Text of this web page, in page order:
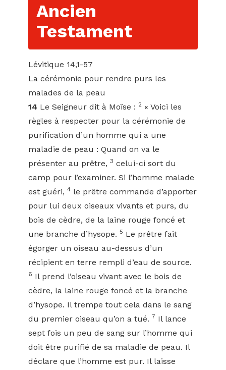
Ancien
Testament
Lévitique 14,1-57
La cérémonie pour rendre purs les
malades de la peau
14 Le Seigneur dit à Moïse : 2 « Voici les
règles à respecter pour la cérémonie de
purification d’un homme qui a une
maladie de peau : Quand on va le
présenter au prêtre, 3 celui-ci sort du
camp pour l’examiner. Si l’homme malade
est guéri, 4 le prêtre commande d’apporter
pour lui deux oiseaux vivants et purs, du
bois de cèdre, de la laine rouge foncé et
une branche d’hysope. 5 Le prêtre fait
égorger un oiseau au-dessus d’un
récipient en terre rempli d’eau de source.
6 Il prend l’oiseau vivant avec le bois de
cèdre, la laine rouge foncé et la branche
d’hysope. Il trempe tout cela dans le sang
du premier oiseau qu’on a tué. 7 Il lance
sept fois un peu de sang sur l’homme qui
doit être purifié de sa maladie de peau. Il
déclare que l’homme est pur. Il laisse